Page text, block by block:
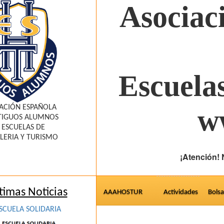
ESPAÑOLA
ALUMNOS
DE
Y TURISMO
¡Atención!
Noticias
SOLIDARIA
AAAHOSTUR Actividades